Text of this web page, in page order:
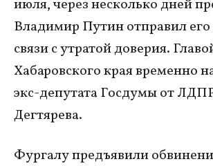
июля, через несколько дней
Владимир Путин отправил его
связи с утратой доверия.
Хабаровского края временно
экс-депутата Госдумы от
Дегтярева.
Фургалу предъявили